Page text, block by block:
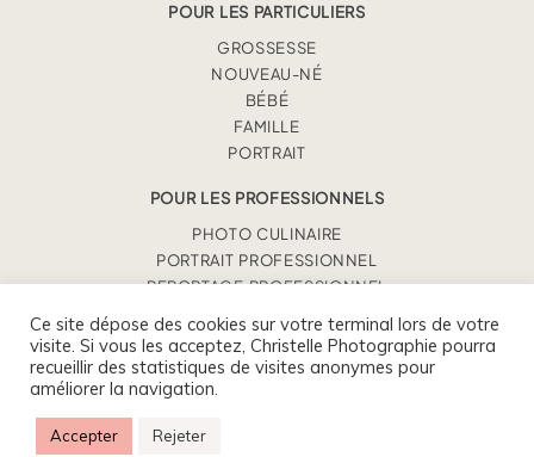
POUR LES PARTICULIERS
GROSSESSE
NOUVEAU-NÉ
BÉBÉ
FAMILLE
PORTRAIT
POUR LES PROFESSIONNELS
PHOTO CULINAIRE
PORTRAIT PROFESSIONNEL
REPORTAGE PROFESSIONNEL
CHRISTELLE BENEY
0675930363 / CONTACT@CHRISTELLEPHOTOGRAPHIE.FR
CHRISTELLE BENEY PHOTOGRAPHIE
COLOMBO & ROMAIN KERSULEC
Ce site dépose des cookies sur votre terminal lors de votre
visite. Si vous les acceptez, Christelle Photographie pourra
recueillir des statistiques de visites anonymes pour
améliorer la navigation.
Accepter Rejeter